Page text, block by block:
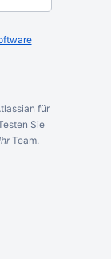
für
Sie
Team.